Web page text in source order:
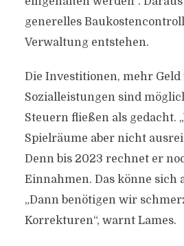
generelles
Verwaltung entstehen.
Die Investitionen, mehr
Sozialleistungen sind
Steuern fließen als gedacht.
Spielräume aber nicht
Denn bis 2023 rechnet er
Einnahmen. Das könne sich
„Dann benötigen wir
Korrekturen“, warnt Lames.